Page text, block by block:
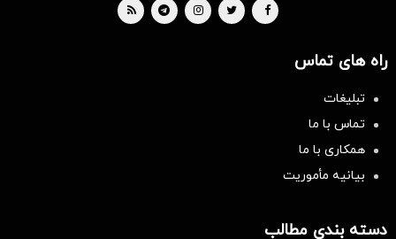
راه های تماس
تبلیغات
تماس با ما
همکاری با ما
بیانیه مأموریت
دسته بندی مطالب